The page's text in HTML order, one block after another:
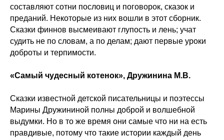
составляют сотни пословиц и поговорок, сказок и
преданий. Некоторые из них вошли в этот сборник.
Сказки финнов высмеивают глупость и лень; учат
судить не по словам, а по делам; дают первые уроки
доброты и терпимости.
«Самый чудесный котенок», Дружинина М.В.
Сказки известной детской писательницы и поэтессы
Марины Дружининой полны доброй и волшебной
выдумки. Но в то же время они самые что ни на есть
правдивые, потому что такие истории каждый день